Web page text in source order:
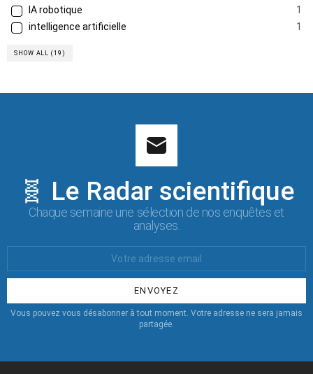
IA robotique
1
intelligence artificielle
1
SHOW ALL (19)
🧬 Le Radar scientifique
Chaque semaine une sélection de nos enquêtes et
analyses.
:
Vous pouvez vous désabonner à tout moment. Votre adresse ne sera jamais
partagée.